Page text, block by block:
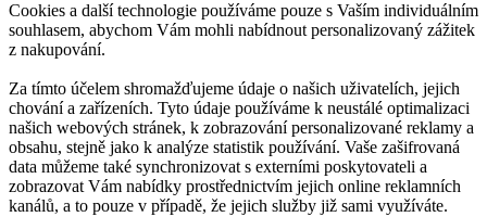
Cookies a další technologie používáme pouze s Vaším individuálním
souhlasem, abychom Vám mohli nabídnout personalizovaný zážitek
z nakupování.
Za tímto účelem shromažďujeme údaje o našich uživatelích, jejich
chování a zařízeních. Tyto údaje používáme k neustálé optimalizaci
našich webových stránek, k zobrazování personalizované reklamy a
obsahu, stejně jako k analýze statistik používání. Vaše zašifrovaná
data můžeme také synchronizovat s externími poskytovateli a
zobrazovat Vám nabídky prostřednictvím jejich online reklamních
kanálů, a to pouze v případě, že jejich služby již sami využíváte.